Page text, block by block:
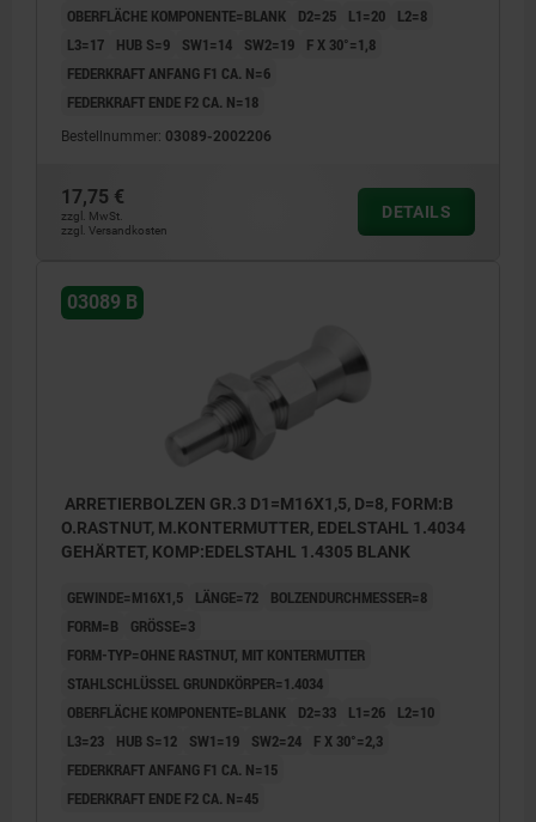
OBERFLÄCHE KOMPONENTE=BLANK
D2=25 L1=20
L2=8
L3=17
HUB S=9 SW1=14 SW2=19
F X 30°=1,8
FEDERKRAFT ANFANG F1 CA. N=6
FEDERKRAFT ENDE F2 CA. N=18
Bestellnummer: 03089-2002206
17,75 €
zzgl. MwSt.
zzgl. Versandkosten
DETAILS
03089 B
ARRETIERBOLZEN GR.3 D1=M16X1,5, D=8, FORM:B
O.RASTNUT, M.KONTERMUTTER, EDELSTAHL 1.4034
GEHÄRTET, KOMP:EDELSTAHL 1.4305 BLANK
GEWINDE=M16X1,5 LÄNGE=72
BOLZENDURCHMESSER=8
FORM=B
GRÖSSE=3
FORM-TYP=OHNE RASTNUT, MIT KONTERMUTTER
STAHLSCHLÜSSEL GRUNDKÖRPER=1.4034
OBERFLÄCHE KOMPONENTE=BLANK
D2=33 L1=26
L2=10
L3=23
HUB S=12 SW1=19 SW2=24
F X 30°=2,3
FEDERKRAFT ANFANG F1 CA. N=15
FEDERKRAFT ENDE F2 CA. N=45